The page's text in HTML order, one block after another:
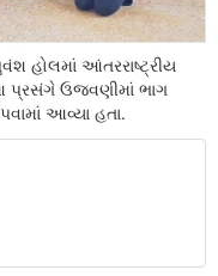
હોલમાં આંતરરાષ્ટ્રીય
પ્રસંગે ઉજવણીમાં ભાગ
આવ્યા હતા.